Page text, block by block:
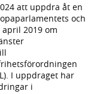
att uppdra åt en
och
april 2019 om
I uppdraget har
i